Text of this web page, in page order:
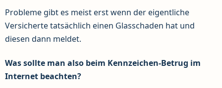
Probleme gibt es meist erst wenn der eigentliche
Versicherte tatsächlich einen Glasschaden hat und
diesen dann meldet.
Was sollte man also beim Kennzeichen-Betrug im
Internet beachten?